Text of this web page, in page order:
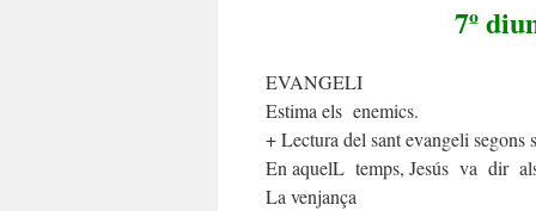
7º
EVANGELI
Estima els enemics.
+ Lectura del sant evangeli segons
En aquelL temps, Jesús va dir
La venjança